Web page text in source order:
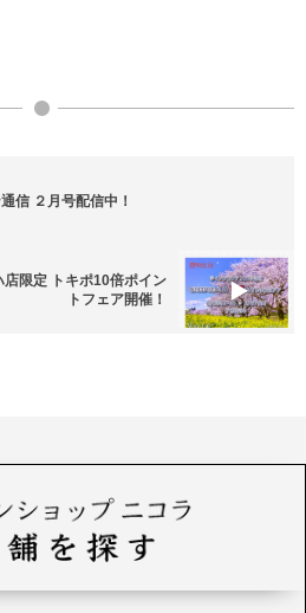
信 ２月号配信中！
限定 トキポ10倍ポイン
トフェア開催！